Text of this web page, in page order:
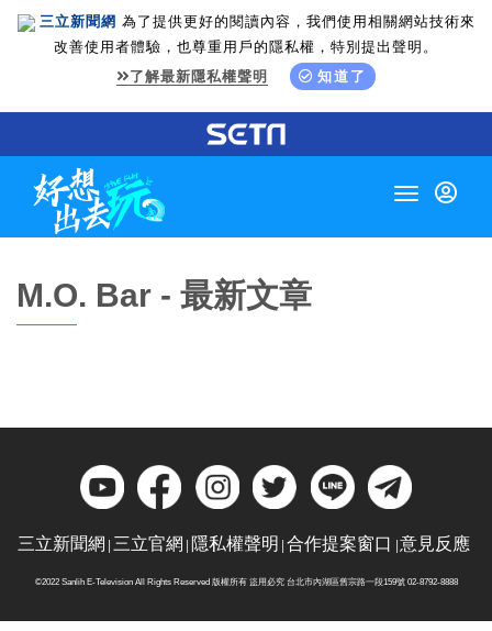
三立新聞網 為了提供更好的閱讀內容，我們使用相關網站技術來
改善使用者體驗，也尊重用戶的隱私權，特別提出聲明。
了解最新隱私權聲明
知道了
Toggle
M.O. Bar - 最新文章
三立新聞網 三立官網 隱私權聲明 合作提案窗口 意見反應
©2022 Sanlih E-Television All Rights Reserved 版權所有 盜用必究 台北市內湖區舊宗路一段159號 02-8792-8888